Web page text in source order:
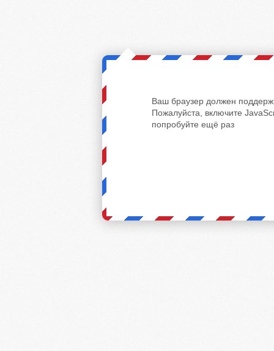
Ваш браузер должен
Пожалуйста, включите
попробуйте ещё раз